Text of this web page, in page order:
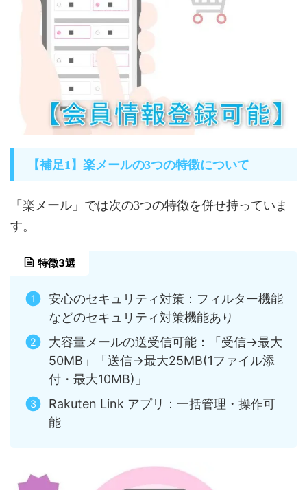
【補足1】楽メールの3つの特徴について
「楽メール」では次の3つの特徴を併せ持っていま
す。
特徴3選
安心のセキュリティ対策：フィルター機能
などのセキュリティ対策機能あり
大容量メールの送受信可能：「受信→最大
50MB」「送信→最大25MB(1ファイル添
付・最大10MB)」
Rakuten Link アプリ：一括管理・操作可
能